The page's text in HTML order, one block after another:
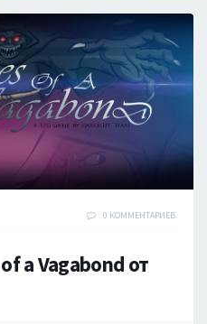
0 КОММЕНТАРИЕВ
a Vagabond от